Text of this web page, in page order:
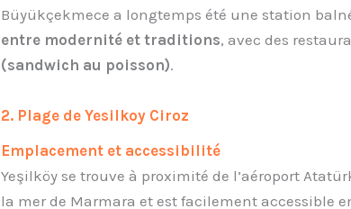
Büyükçekmece a longtemps été une station
entre modernité et traditions, avec des
(sandwich au poisson).
2. Plage de Yesilkoy Ciroz
Emplacement et accessibilité
Yeşilköy se trouve à proximité de l’aéroport
la mer de Marmara et est facilement accessible